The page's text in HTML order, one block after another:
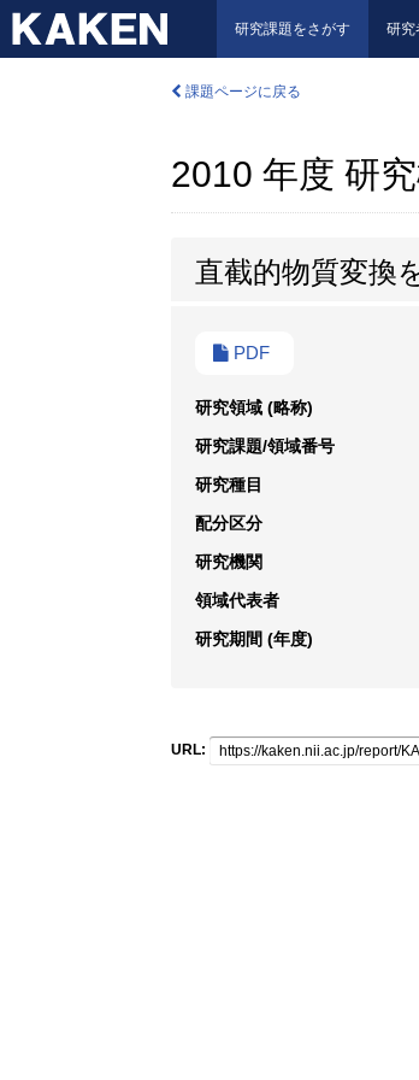
研究課題をさがす 研究
課題ページに戻る
2010 年度 研
直截的物質変換
PDF
研究領域 (略称)
研究課題/領域番号
研究種目
配分区分
研究機関
領域代表者
研究期間 (年度)
URL: